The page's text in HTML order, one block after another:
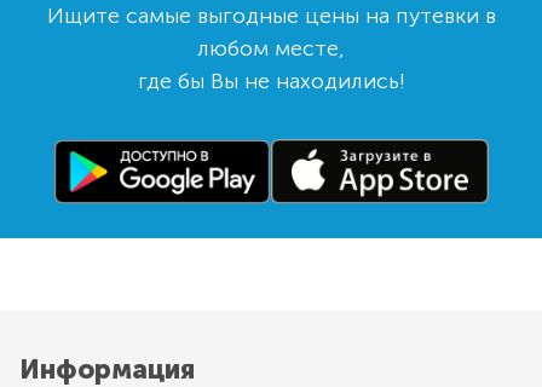
Ищите самые выгодные цены на путевки в
любом месте,
где бы Вы не находились!
Информация